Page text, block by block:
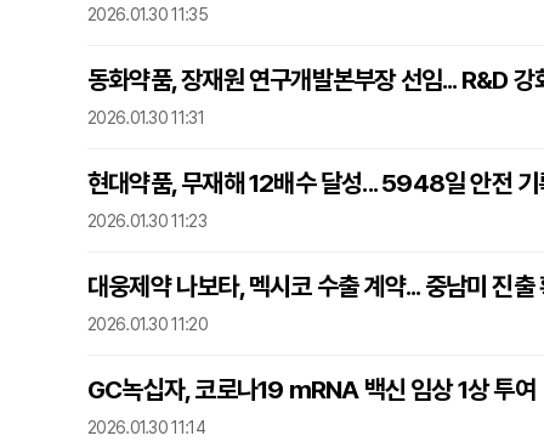
2026.01.30 11:35
동화약품, 장재원 연구개발본부장 선임... R&D 강
2026.01.30 11:31
현대약품, 무재해 12배수 달성... 5948일 안전 기
2026.01.30 11:23
대웅제약 나보타, 멕시코 수출 계약... 중남미 진출
2026.01.30 11:20
GC녹십자, 코로나19 mRNA 백신 임상 1상 투여
2026.01.30 11:14